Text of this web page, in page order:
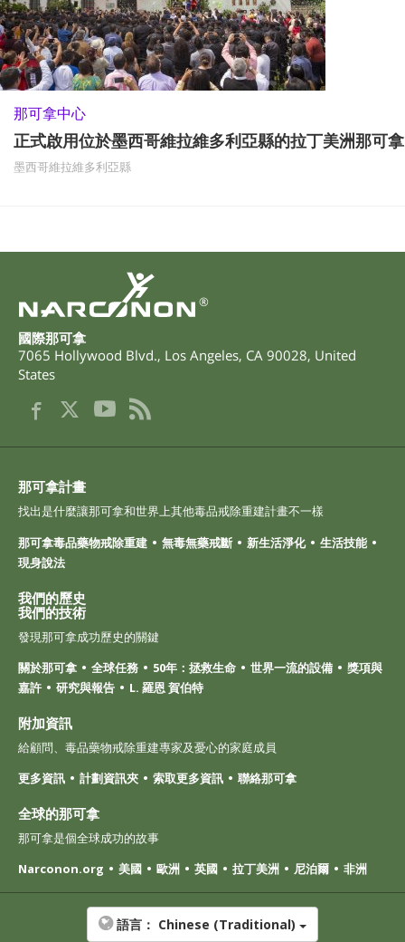
那可拿中心
正式啟用位於墨西哥維拉維多利亞縣的拉丁美洲那可拿
墨西哥維拉維多利亞縣
®
國際那可拿
7065 Hollywood Blvd., Los Angeles, CA 90028, United
States
那可拿計畫
找出是什麼讓那可拿和世界上其他毒品戒除重建計畫不一樣
那可拿毒品藥物戒除重建
無毒無藥戒斷 新生活淨化
生活技能
現身說法
我們的歷史
我們的技術
發現那可拿成功歷史的關鍵
關於那可拿
全球任務 50年：拯救生命 世界一流的設備
獎項與
嘉許
研究與報告 L. 羅恩 賀伯特
附加資訊
給顧問、毒品藥物戒除重建專家及憂心的家庭成員
更多資訊
計劃資訊夾 索取更多資訊 聯絡那可拿
全球的那可拿
那可拿是個全球成功的故事
Narconon.org
美國 歐洲 英國 拉丁美洲 尼泊爾 非洲
語言： Chinese (Traditional)